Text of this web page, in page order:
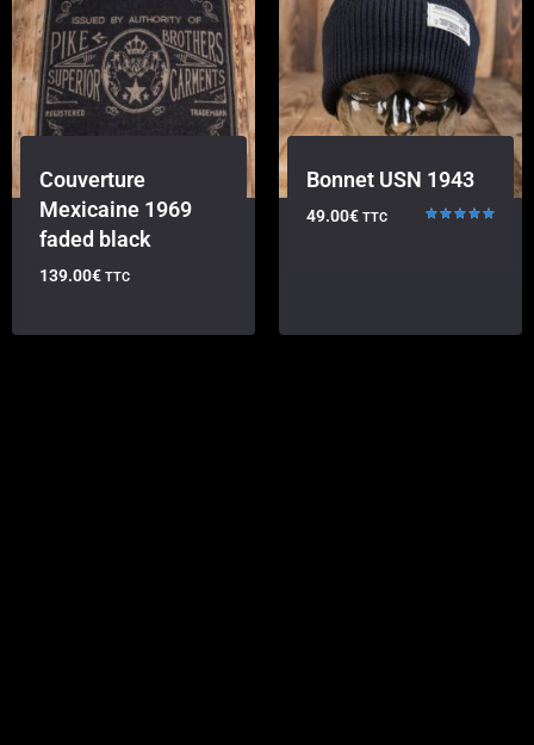
Couverture
Mexicaine 1969
faded black
139.00€ TTC
Bonnet USN 1943
49.00€ TTC